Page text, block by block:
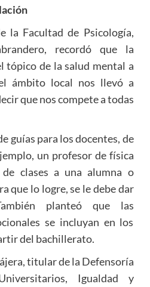
la Facultad de Psicología,
recordó que la
tópico de la salud mental a
ámbito local nos llevó a
que nos compete a todas
guías para los docentes, de
un profesor de física
clases a una alumna o
que lo logre, se le debe dar
planteó que las
se incluyan en los
del bachillerato.
titular de la Defensoría
Igualdad y